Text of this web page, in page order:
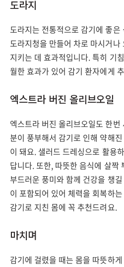
도라지
도라지는 전통적으로 감기에 좋
도라지청을 만들어 차로 마시거
지키는 데 효과적입니다. 특히 기
월한 효과가 있어 감기 환자에게
엑스트라 버진 올리브오일
엑스트라 버진 올리브오일도 한번
분이 풍부해서 감기로 인해 약해
이 돼요. 샐러드 드레싱으로 활용
답니다. 또한, 따뜻한 음식에 살짝
부드러운 풍미와 함께 건강을 챙
이 포함되어 있어 체력을 회복하
감기로 지친 몸에 꼭 추천드려요.
마치며
감기에 걸렸을 때는 몸을 따뜻하